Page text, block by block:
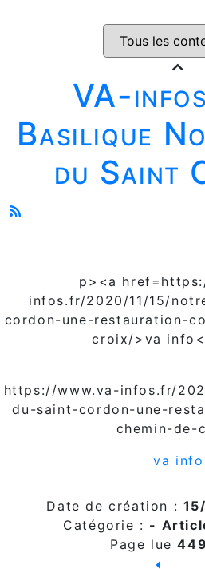
VA-
Basilique
du Saint
p><a
infos.fr/2020/11/15/
cordon-une-restauration-
croix/>va
https://www.va-infos.fr/
du-saint-cordon-une-
chemin-de-
va info
Date de création :
Catégorie : -
Page lue